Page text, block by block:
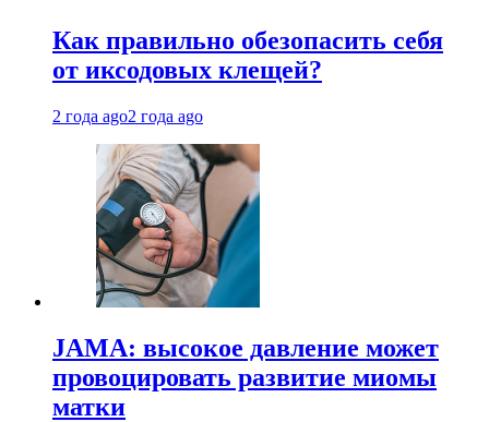
Как правильно обезопасить себя
от иксодовых клещей?
2 года ago2 года ago
JAMA: высокое давление может
провоцировать развитие миомы
матки